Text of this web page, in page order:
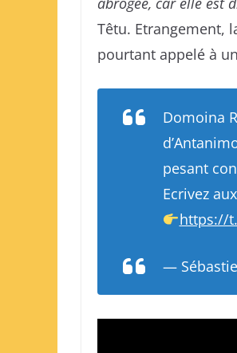
Têtu. Etrangement,
pourtant appelé à
Domoina
pesant
Ecrivez
https://
—